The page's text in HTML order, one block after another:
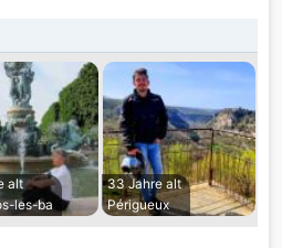
alt
les-ba
33 Jahre alt
Périgueux